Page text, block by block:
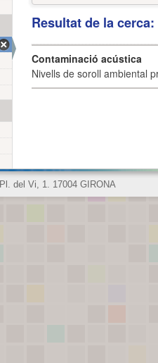
Resultat de la
Contaminació acústica
Nivells de soroll ambiental
Pl. del Vi, 1. 17004 GIRONA